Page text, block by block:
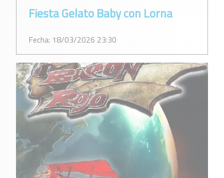
Fiesta Gelato Baby con Lorna
Fecha: 18/03/2026 23:30